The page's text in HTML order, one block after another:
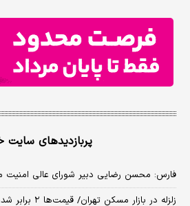
پربازدیدهای سایت
فارس: محسن رضایی دبیر شورای عالی
زلزله در بازار مسکن تهران/ قیمت‌ها ۲ برابر شد، خریدار ناپدید شد